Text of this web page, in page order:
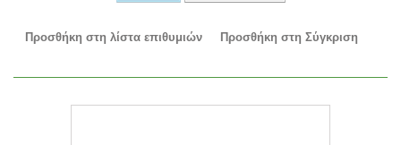
Προσθήκη στη λίστα επιθυμιών Προσθήκη στη Σύγκριση